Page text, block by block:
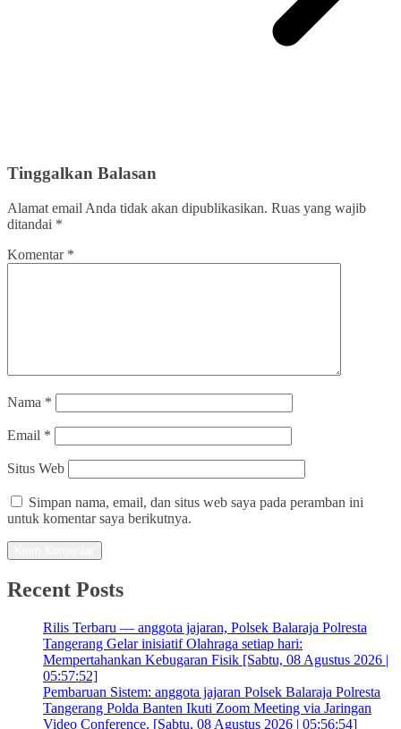
Tinggalkan Balasan
Alamat email Anda tidak akan dipublikasikan. Ruas yang wajib
ditandai *
Komentar *
Nama *
Email *
Situs Web
Simpan nama, email, dan situs web saya pada peramban ini
untuk komentar saya berikutnya.
Recent Posts
Rilis Terbaru — anggota jajaran, Polsek Balaraja Polresta
Tangerang Gelar inisiatif Olahraga setiap hari:
Mempertahankan Kebugaran Fisik [Sabtu, 08 Agustus 2026 |
05:57:52]
Pembaruan Sistem: anggota jajaran Polsek Balaraja Polresta
Tangerang Polda Banten Ikuti Zoom Meeting via Jaringan
Video Conference, [Sabtu, 08 Agustus 2026 | 05:56:54]